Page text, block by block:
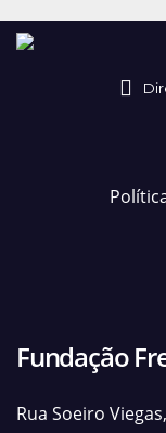
Fundação
Rua Soeiro